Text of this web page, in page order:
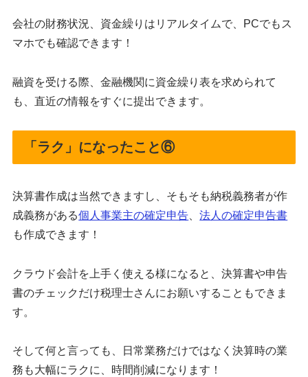
会社の財務状況、資金繰りはリアルタイムで、PCでもス
マホでも確認できます！
融資を受ける際、金融機関に資金繰り表を求められて
も、直近の情報をすぐに提出できます。
「ラク」になったこと⑥
決算書作成は当然できますし、そもそも納税義務者が作
成義務がある個人事業主の確定申告 、法人の確定申告書
も作成できます！
クラウド会計を上手く使える様になると、決算書や申告
書のチェックだけ税理士さんにお願いすることもできま
す。
そして何と言っても、日常業務だけではなく決算時の業
務も大幅にラクに、時間削減になります！